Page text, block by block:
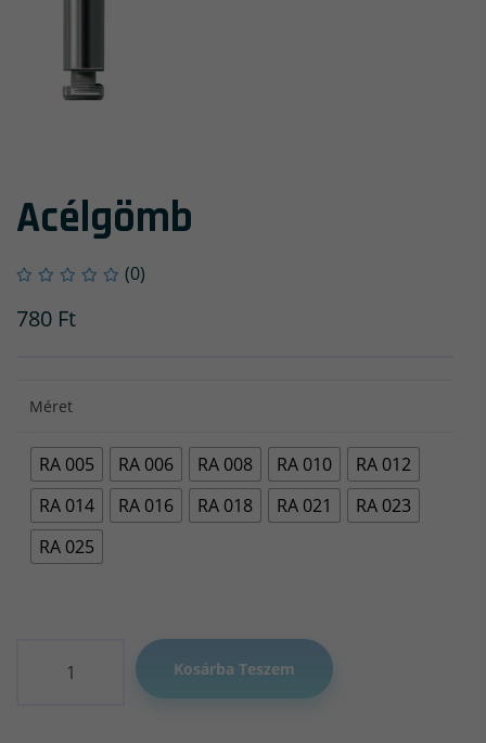
Acélgömb
(0)
780 Ft
Méret
RA 005 RA 006 RA 008 RA 010
RA 012
RA 014
RA 016 RA 018 RA 021
RA 023
RA 025
Kosárba Teszem